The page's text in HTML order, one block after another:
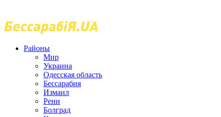
Районы
Мир
Украина
Одесская область
Бессарабия
Измаил
Рени
Болград